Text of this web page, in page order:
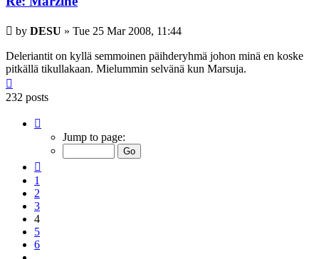
Post
by DESU » Tue 25 Mar 2008, 11:44
Deleriantit on kyllä semmoinen päihderyhmä johon minä en koske
pitkällä tikullakaan. Mielummin selvänä kun Marsuja.
232 posts
Jump to page:
1
2
3
4
5
6